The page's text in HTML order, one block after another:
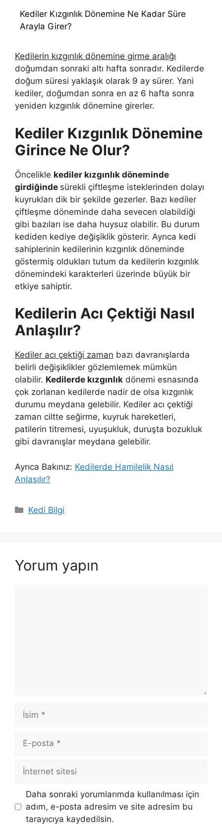
Kediler Kızgınlık Dönemine Ne Kadar Süre
Arayla Girer?
Kedilerin kızgınlık dönemine girme aralığı
doğumdan sonraki altı hafta sonradır. Kedilerde
doğum süresi yaklaşık olarak 9 ay sürer. Yani
kediler, doğumdan sonra en az 6 hafta sonra
yeniden kızgınlık dönemine girerler.
Kediler Kızgınlık Dönemine
Girince Ne Olur?
Öncelikle kediler kızgınlık döneminde
girdiğinde sürekli çiftleşme isteklerinden dolayı
kuyrukları dik bir şekilde gezerler. Bazı kediler
çiftleşme döneminde daha sevecen olabildiği
gibi bazıları ise daha huysuz olabilir. Bu durum
kediden kediye değişiklik gösterir. Ayrıca kedi
sahiplerinin kedilerinin kızgınlık döneminde
göstermiş oldukları tutum da kedilerin kızgınlık
dönemindeki karakterleri üzerinde büyük bir
etkiye sahiptir.
Kedilerin Acı Çektiği Nasıl
Anlaşılır?
Kediler acı çektiği zaman bazı davranışlarda
belirli değişiklikler gözlemlemek mümkün
olabilir. Kedilerde kızgınlık dönemi esnasında
çok zorlanan kedilerde nadir de olsa kızgınlık
durumu meydana gelebilir. Kediler acı çektiği
zaman ciltte seğirme, kuyruk hareketleri,
patilerin titremesi, uyuşukluk, duruşta bozukluk
gibi davranışlar meydana gelebilir.
Ayrıca Bakınız: Kedilerde Hamilelik Nasıl
Anlaşılır?
Kategoriler
Kedi Bilgi
Yorum yapın
İsim
posta
İnternet
sitesi
Daha sonraki yorumlarımda kullanılması için
adım, e-posta adresim ve site adresim bu
tarayıcıya kaydedilsin.